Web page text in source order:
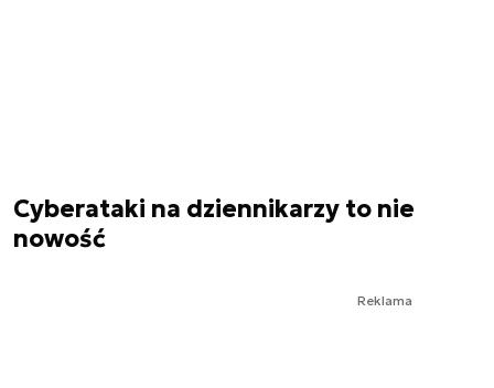
Cyberataki na dziennikarzy to nie
nowość
Reklama